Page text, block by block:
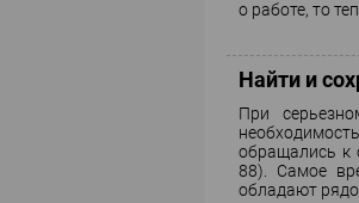
о работе, то
Найти и
При
обращались к
88). Самое
обладают